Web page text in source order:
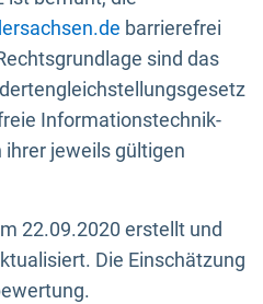
barrierefrei
sind das
Informationstechnik-
ihrer jeweils gültigen
22.09.2020 erstellt und
Die Einschätzung